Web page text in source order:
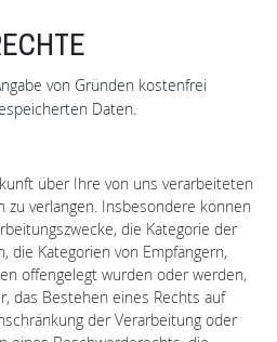
von Gründen kostenfrei
Daten.
über Ihre von uns verarbeiteten
zu verlangen. Insbesondere können
die Kategorie der
die Kategorien von Empfängern,
offengelegt wurden oder werden,
das Bestehen eines Rechts auf
der Verarbeitung oder